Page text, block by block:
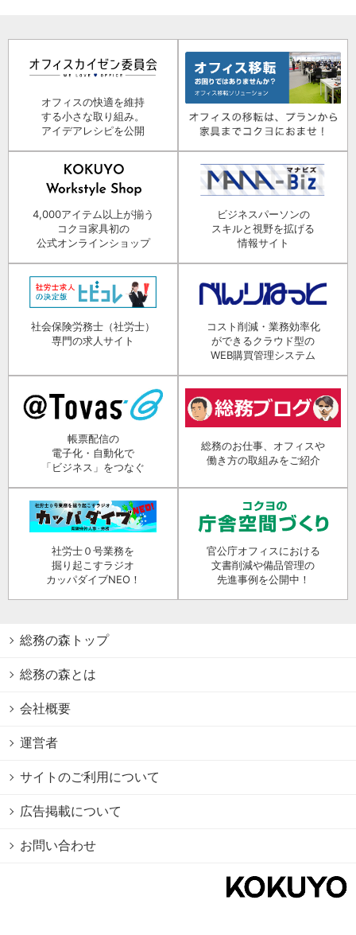
オフィスの快適を維持
する小さな取り組み。
アイデアレシピを公開
4,000アイテム以上が揃う
コクヨ家具初の
公式オンラインショップ
ビジネスパーソンの
スキルと視野を拡げる
情報サイト
社会保険労務士（社労士）
専門の求人サイト
コスト削減・業務効率化
ができるクラウド型の
WEB購買管理システム
帳票配信の
電子化・自動化で
「ビジネス」をつなぐ
総務のお仕事、オフィスや
働き方の取組みをご紹介
社労士０号業務を
掘り起こすラジオ
カッパダイブNEO！
官公庁オフィスにおける
文書削減や備品管理の
先進事例を公開中！
総務の森トップ
総務の森とは
会社概要
運営者
サイトのご利用について
広告掲載について
お問い合わせ